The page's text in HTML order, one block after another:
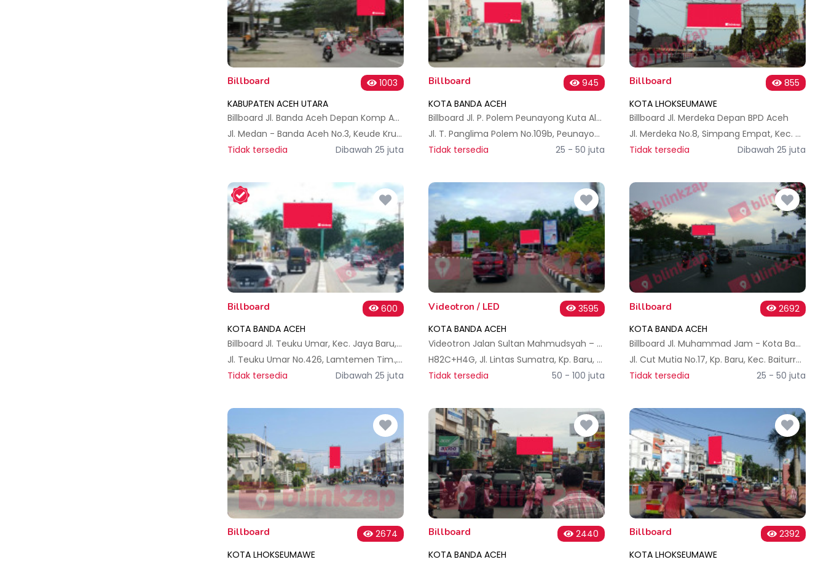
Billboard
1003
KABUPATEN ACEH UTARA
Billboard Jl. Banda Aceh Depan Komp Asean Krueng Geukeuh Aceh Utara
Jl. Medan - Banda Aceh No.3, Keude Krueng Geukueh, Kec. Dewantara, Kabupaten Aceh Utara, Aceh, Indonesia
Tidak tersedia
Dibawah 25 juta
Billboard
945
KOTA BANDA ACEH
Billboard Jl. P. Polem Peunayong Kuta Alam - Banda Aceh
Jl. T. Panglima Polem No.109b, Peunayong, Kec. Kuta Alam, Kota Banda Aceh, Aceh 23241, Indonesia
Tidak tersedia
25 - 50 juta
Billboard
855
KOTA LHOKSEUMAWE
Billboard Jl. Merdeka Depan BPD Aceh
Jl. Merdeka No.8, Simpang Empat, Kec. Banda Sakti, Kota Lhokseumawe, Aceh, Indonesia
Tidak tersedia
Dibawah 25 juta
Billboard
600
KOTA BANDA ACEH
Billboard Jl. Teuku Umar, Kec. Jaya Baru, Kota Banda Aceh
Jl. Teuku Umar No.426, Lamtemen Tim., Seroja, Kota Banda Aceh, Aceh 23232, Indonesia
Tidak tersedia
Dibawah 25 juta
Videotron / LED
3595
KOTA BANDA ACEH
Videotron Jalan Sultan Mahmudsyah – Banda Aceh
H82C+H4G, Jl. Lintas Sumatra, Kp. Baru, Kec. Baiturrahman, Kota Banda Aceh, Aceh 23127, Indonesia
Tidak tersedia
50 - 100 juta
Billboard
2692
KOTA BANDA ACEH
Billboard Jl. Muhammad Jam - Kota Banda Aceh
Jl. Cut Mutia No.17, Kp. Baru, Kec. Baiturrahman, Kota Banda Aceh, Aceh 23127, Indonesia
Tidak tersedia
25 - 50 juta
Billboard
2674
KOTA LHOKSEUMAWE
Billboard
2440
KOTA BANDA ACEH
Billboard
2392
KOTA LHOKSEUMAWE